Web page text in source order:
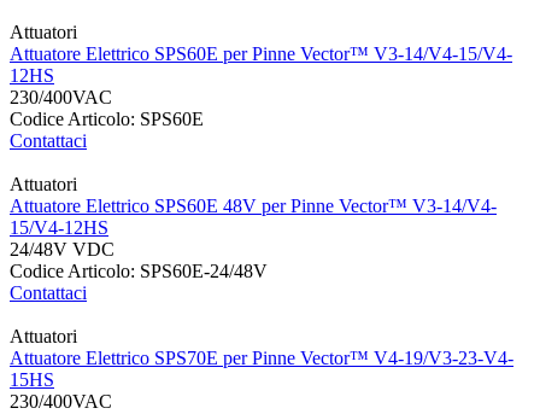
Attuatori
Attuatore Elettrico SPS60E per Pinne Vector™ V3-14/V4-15/V4-
12HS
230/400VAC
Codice Articolo: SPS60E
Contattaci
Attuatori
Attuatore Elettrico SPS60E 48V per Pinne Vector™ V3-14/V4-
15/V4-12HS
24/48V VDC
Codice Articolo: SPS60E-24/48V
Contattaci
Attuatori
Attuatore Elettrico SPS70E per Pinne Vector™ V4-19/V3-23-V4-
15HS
230/400VAC